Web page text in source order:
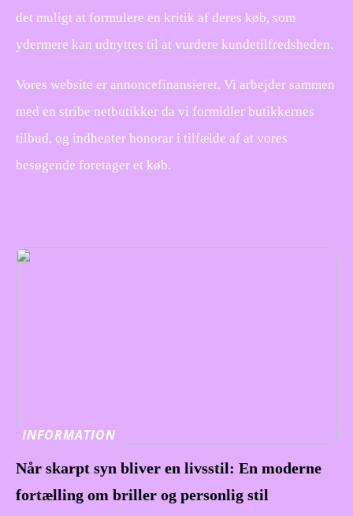
det muligt at formulere en kritik af deres køb, som
ydermere kan udnyttes til at vurdere kundetilfredsheden.
Vores website er annoncefinansieret. Vi arbejder sammen
med en stribe netbutikker da vi formidler butikkernes
tilbud, og indhenter honorar i tilfælde af at vores
besøgende foretager et køb.
INFORMATION
Når skarpt syn bliver en livsstil: En moderne
fortælling om briller og personlig stil